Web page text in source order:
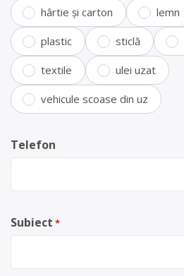
hârtie și carton lemn
plastic sticlă
textile ulei uzat
vehicule scoase din uz
Telefon
Subiect *